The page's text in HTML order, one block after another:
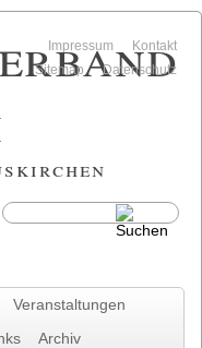
Veranstaltungen
Archiv
Kontakt
Impressum
Datenschutz
Sitemap